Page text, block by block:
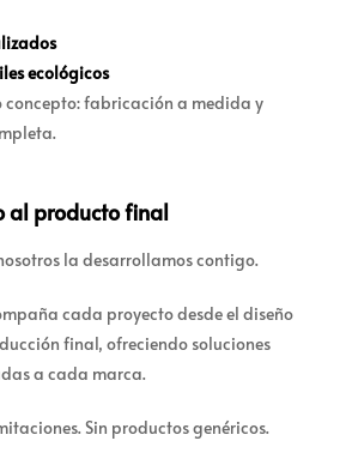
ecológicos
concepto: fabricación a medida y
al producto final
la desarrollamos contigo.
cada proyecto desde el diseño
final, ofreciendo soluciones
a cada marca.
Sin productos genéricos.